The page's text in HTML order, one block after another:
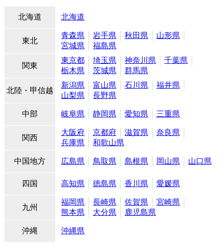
北海道 北海道
東北
青森県 岩手県 秋田県
山形県
宮城県
福島県
関東
東京都 埼玉県 神奈川県
千葉県
栃木県
茨城県 群馬県
北陸・甲信越
新潟県 富山県 石川県
福井県
山梨県
長野県
中部 岐阜県 静岡県 愛知県 三重県
関西
大阪府 京都府 滋賀県
奈良県
兵庫県
和歌山県
中国地方 広島県 鳥取県 島根県 岡山県 山口県
四国 高知県 徳島県 香川県 愛媛県
九州
福岡県 長崎県 佐賀県
宮崎県
熊本県
大分県 鹿児島県
沖縄 沖縄県